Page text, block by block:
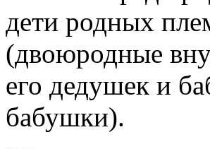
дети родных
(двоюродные
его дедушек и
бабушки).